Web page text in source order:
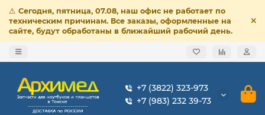
⚠️ Сегодня, пятница, 07.08, наш офис не работает по
техническим причинам. Все заказы, оформленные на
сайте, будут обработаны в ближайший рабочий день.
+7 (3822) 323-973
+7 (983) 232 39-73